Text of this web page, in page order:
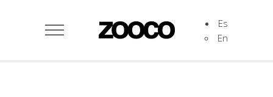
Es
En